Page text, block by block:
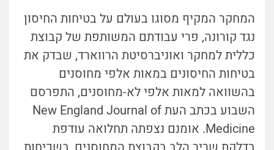
המחקר המקיף מסוגו בעולם על בטיחות החיסון
נגד קורונה, פרי עבודתם המשותפת של קבוצת
כללית למחקר ואוניברסיטת הרווארד, שבדק את
בטיחות החיסונים במאות אלפי מחוסנים
בהשוואה למאות אלפי לא-מחוסנים, התפרסם
השבוע בכתב העת New England Journal of
Medicine. אומנם נצפתה תחלואה עודפת